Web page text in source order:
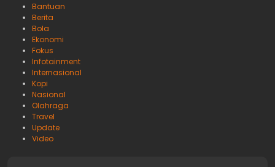
Bantuan
Berita
Bola
Ekonomi
Fokus
Infotainment
Internasional
Kopi
Nasional
Olahraga
Travel
Update
Video